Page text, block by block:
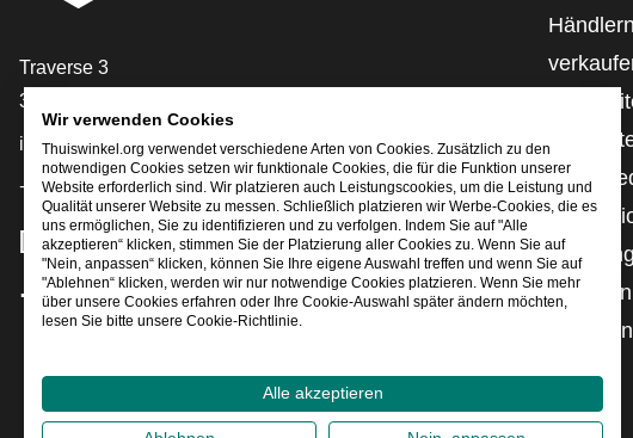
[_General:Contact]
Traverse 3
3905 NL Veenendaal
info@thuiswinkel.org
+31 (0)318 64 85 75
[_General:SocialMediaTitle]
Facebook
X LinkedIn
Instagram
YouTube
Wir verwenden Cookies
Thuiswinkel.org verwendet verschiedene Arten von Cookies. Zusätzlich zu den
notwendigen Cookies setzen wir funktionale Cookies, die für die Funktion unserer
Website erforderlich sind. Wir platzieren auch Leistungscookies, um die Leistung und
Qualität unserer Website zu messen. Schließlich platzieren wir Werbe-Cookies, die es
uns ermöglichen, Sie zu identifizieren und zu verfolgen. Indem Sie auf "Alle
akzeptieren“ klicken, stimmen Sie der Platzierung aller Cookies zu. Wenn Sie auf
"Nein, anpassen“ klicken, können Sie Ihre eigene Auswahl treffen und wenn Sie auf
"Ablehnen“ klicken, werden wir nur notwendige Cookies platzieren. Wenn Sie mehr
über unsere Cookies erfahren oder Ihre Cookie-Auswahl später ändern möchten,
lesen Sie bitte unsere Cookie-Richtlinie.
Alle akzeptieren